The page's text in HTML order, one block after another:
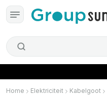
Home Elektriciteit Kabelgoot